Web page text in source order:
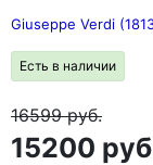
Giuseppe Verdi
Есть в наличии
16599руб.
15200